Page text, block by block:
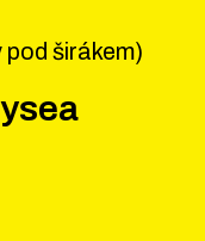
širákem)